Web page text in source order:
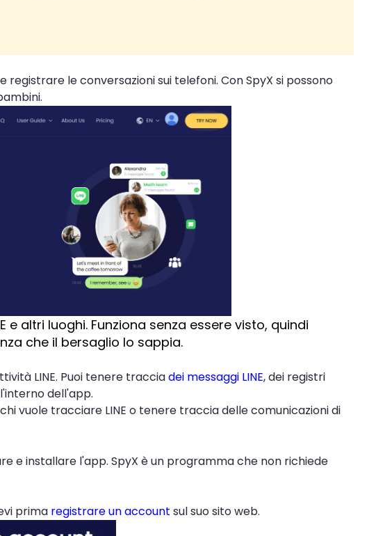
le conversazioni sui telefoni. Con SpyX si possono
altri luoghi. Funziona senza essere visto, quindi
che il bersaglio lo sappia.
LINE. Puoi tenere tracciadei messaggi LINE, dei registri
dell'app.
vuole tracciare LINE o tenere traccia delle comunicazioni di
e installare l'app. SpyX è un programma che non richiede
prima registrare un account sul suo sito web.